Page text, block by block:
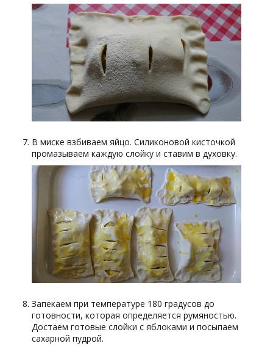
В миске взбиваем яйцо. Силиконовой кисточкой
промазываем каждую слойку и ставим в духовку.
Запекаем при температуре 180 градусов до
готовности, которая определяется румяностью.
Достаем готовые слойки с яблоками и посыпаем
сахарной пудрой.